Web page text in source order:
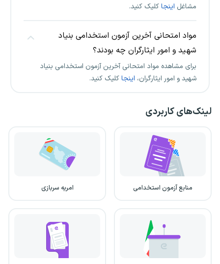
مشاغل اینجاکلیک کنید.
مواد امتحانی آخرین آزمون استخدامی بنیاد
شهید و امور ایثارگران چه بودند؟
برای مشاهده مواد امتحانی آخرین آزمون استخدامی بنیاد
شهید و امور ایثارگران، اینجاکلیک کنید.
لینک‌های کاربردی
منابع آزمون استخدامی امریه سربازی